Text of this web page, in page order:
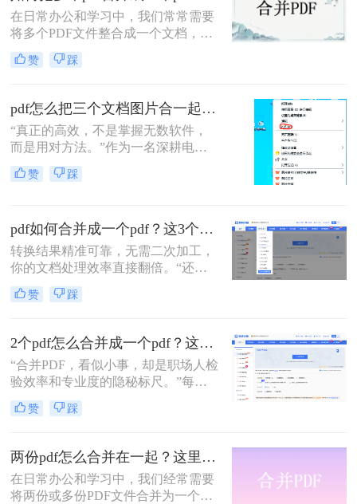
在日常办公和学习中，我们常常需要
将多个PDF文件整合成一个文档，以
便更好地管理和分享信息。那么如何
把多个pdf合并成一个pdf呢？为了帮
介绍两种简单而实用的方法来合并多
个PDF文件。
赞 踩
pdf怎么把三个文档图片合一起？三招搞定，最后一招在线即用无门槛！
“真正的高效，不是掌握无数软件，
而是用对方法。”作为一名深耕电脑
办公软件测评多年的博主，小编经常
在后台收到类似的求助：“手头有三
一个PDF文件里？”
赞 踩
pdf如何合并成一个pdf？这3个免费高效方法，职场人必须掌握！
转换结果精准可靠，无需二次加工，
你的文档处理效率直接翻倍。“还在
为合并几十个PDF报告而头疼？你浪
费在重复操作上的时间，够你学一个
评领域深耕多年的小编，我见过太多
职场朋友被基础的文档处理问题绊住
手脚。那么pdf如何合并成一个pdf
呢？
赞 踩
2个pdf怎么合并成一个pdf？这3个方法让你效率翻倍，安全省心！
“合并PDF，看似小事，却是职场人检
验效率和专业度的隐秘标尺。”每到
月底汇总报告、项目结案需整合多方
资料，或是自媒体朋友整理拍摄脚本
PDF文档感到头疼？手动复制粘贴？
格式全乱。
赞 踩
两份pdf怎么合并在一起？这里分享4个合并方法！
在日常办公和学习中，我们经常需要
将两份或多份PDF文件合并为一个，